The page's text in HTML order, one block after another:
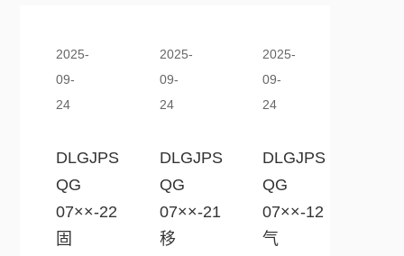
2025-
09-
24
DLGJPS
QG
07××-22
固
2025-
09-
24
DLGJPS
QG
07××-21
移
2025-
09-
24
DLGJPS
QG
07××-12
气